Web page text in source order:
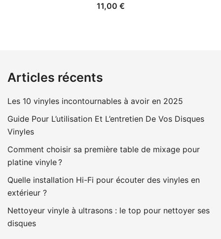
11,00 €
Articles récents
Les 10 vinyles incontournables à avoir en 2025
Guide Pour L’utilisation Et L’entretien De Vos Disques
Vinyles
Comment choisir sa première table de mixage pour
platine vinyle ?
Quelle installation Hi-Fi pour écouter des vinyles en
extérieur ?
Nettoyeur vinyle à ultrasons : le top pour nettoyer ses
disques